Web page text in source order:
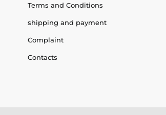
Terms and Conditions
shipping and payment
Complaint
Contacts